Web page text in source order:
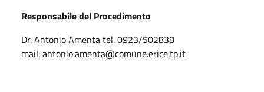
Responsabile del Procedimento
Dr. Antonio Amenta tel. 0923/502838
mail: antonio.amenta@comune.erice.tp.it